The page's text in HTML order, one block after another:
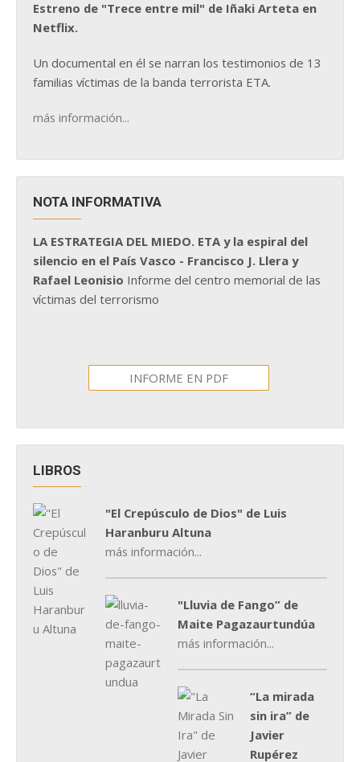
Estreno de "Trece entre mil" de Iñaki Arteta en
Netflix.
Un documental en él se narran los testimonios de 13
familias víctimas de la banda terrorista ETA.
más información...
NOTA INFORMATIVA
LA ESTRATEGIA DEL MIEDO. ETA y la espiral del
silencio en el País Vasco - Francisco J. Llera y
Rafael Leonisio Informe del centro memorial de las
víctimas del terrorismo
INFORME EN PDF
LIBROS
"El Crepúsculo de Dios" de Luis
Haranburu Altuna
más información...
"Lluvia de Fango” de
Maite Pagazaurtundúa
más información...
“La mirada
sin ira” de
Javier
Rupérez